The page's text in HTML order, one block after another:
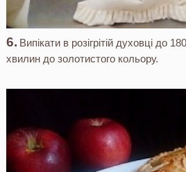
Випікати в розігрітій духовці до
хвилин до золотистого кольору.